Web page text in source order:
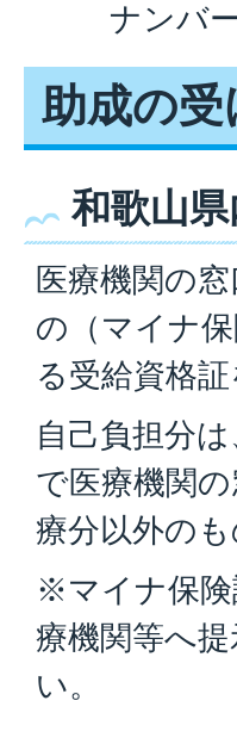
ナンバ
助成の受
和歌山
医療機関の
の（マイナ
る受給資格
自己負担分
で医療機関
療分以外の
※マイナ保険
療機関等へ
い。